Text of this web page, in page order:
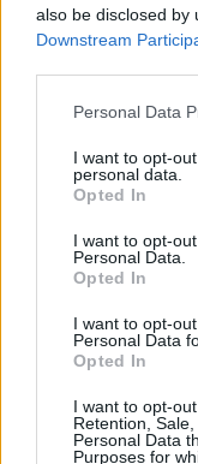
also be disclosed by
Downstream
Please note that
not limited to your
grant or deny
use your data for
consent section.
Personal Data
I want to opt-
personal data.
Opted In
I want to opt-
Personal Data.
Opted In
I want to opt-
Personal Data
Opted In
I want to opt-
Retention,
Personal Data
Purposes for
6. A pohár
Márton
novemberre
napi lúdvacsora
7. Felmenők
A házilúd egyike
háziasított
lúd, az ázsiaiakat
háziasításával